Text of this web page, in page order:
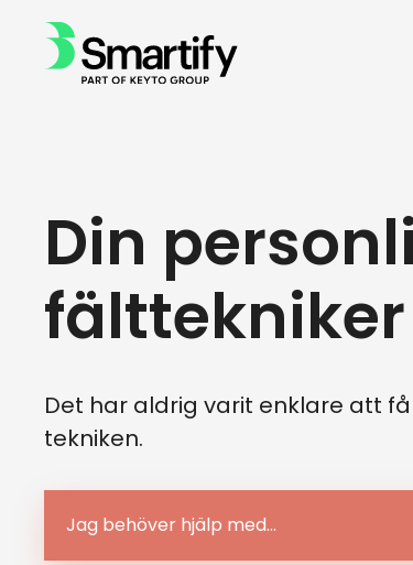
Din
fälttekniker
Det har aldrig varit enklare att
tekniken.
Jag behöver hjälp med...